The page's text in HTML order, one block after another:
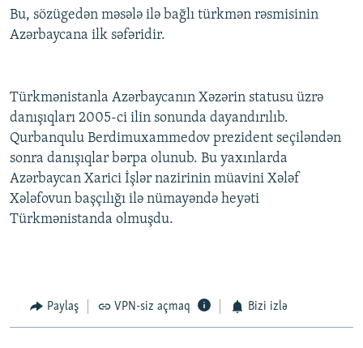
Bu, sözügedən məsələ ilə bağlı türkmən rəsmisinin
Azərbaycana ilk səfəridir.
Türkmənistanla Azərbaycanın Xəzərin statusu üzrə
danışıqları 2005-ci ilin sonunda dayandırılıb.
Qurbanqulu Berdimuxammedov prezident seçiləndən
sonra danışıqlar bərpa olunub. Bu yaxınlarda
Azərbaycan Xarici İşlər nazirinin müavini Xələf
Xələfovun başçılığı ilə nümayəndə heyəti
Türkmənistanda olmuşdu.
Paylaş VPN-siz açmaq Bizi izlə